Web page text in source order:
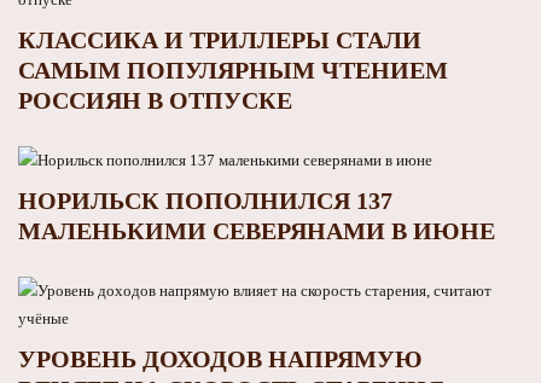
КЛАССИКА И ТРИЛЛЕРЫ СТАЛИ
САМЫМ ПОПУЛЯРНЫМ ЧТЕНИЕМ
РОССИЯН В ОТПУСКЕ
НОРИЛЬСК ПОПОЛНИЛСЯ 137
МАЛЕНЬКИМИ СЕВЕРЯНАМИ В ИЮНЕ
УРОВЕНЬ ДОХОДОВ НАПРЯМУЮ